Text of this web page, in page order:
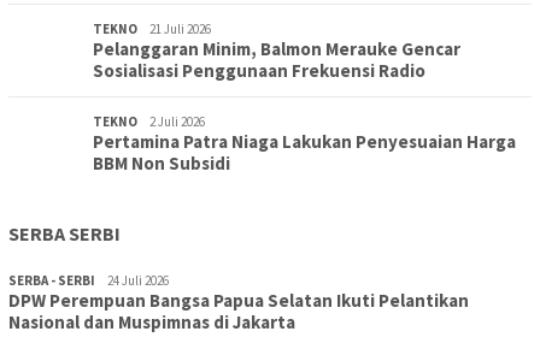
TEKNO 21 Juli 2026
Pelanggaran Minim, Balmon Merauke Gencar
Sosialisasi Penggunaan Frekuensi Radio
TEKNO 2 Juli 2026
Pertamina Patra Niaga Lakukan Penyesuaian Harga
BBM Non Subsidi
SERBA SERBI
SERBA - SERBI 24 Juli 2026
DPW Perempuan Bangsa Papua Selatan Ikuti Pelantikan
Nasional dan Muspimnas di Jakarta
TOPIK 30 Juli 2026
Wujudkan Sekolah Adiwiyata:SD Inpres Polder Merauke